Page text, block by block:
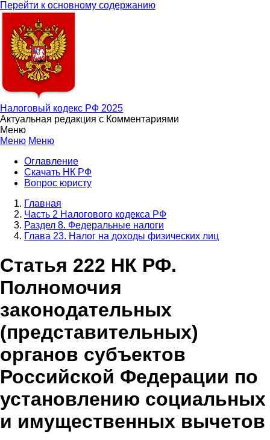
Перейти к основному содержанию
Налоговый кодекс РФ 2025
Актуальная редакция с Комментариями
Меню
Меню Меню
Оглавление
Скачать НК РФ
Вопрос юристу
Главная
Часть 2 Налогового кодекса РФ
Раздел 8. Федеральные налоги
Глава 23. Налог на доходы физических лиц
Статья 222 НК РФ.
Полномочия
законодательных
(представительных)
органов субъектов
Российской Федерации по
установлению социальных
и имущественных вычетов